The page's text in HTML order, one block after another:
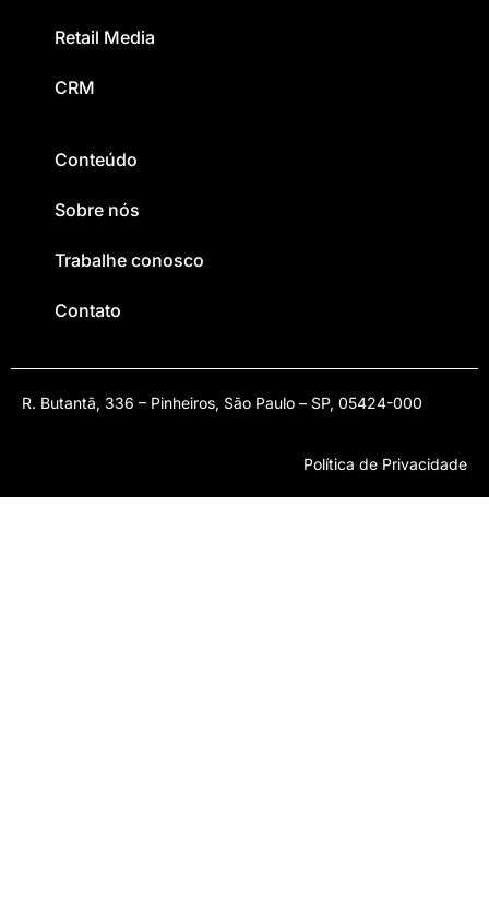
Retail Media
CRM
Conteúdo
Sobre nós
Trabalhe conosco
Contato
R. Butantã, 336 – Pinheiros, São Paulo – SP, 05424-000
Política de Privacidade